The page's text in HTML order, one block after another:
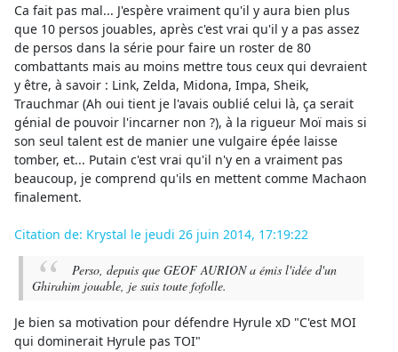
Ca fait pas mal... J'espère vraiment qu'il y aura bien plus
que 10 persos jouables, après c'est vrai qu'il y a pas assez
de persos dans la série pour faire un roster de 80
combattants mais au moins mettre tous ceux qui devraient
y être, à savoir : Link, Zelda, Midona, Impa, Sheik,
Trauchmar (Ah oui tient je l'avais oublié celui là, ça serait
génial de pouvoir l'incarner non ?), à la rigueur Moï mais si
son seul talent est de manier une vulgaire épée laisse
tomber, et... Putain c'est vrai qu'il n'y en a vraiment pas
beaucoup, je comprend qu'ils en mettent comme Machaon
finalement.
Citation de: Krystal le jeudi 26 juin 2014, 17:19:22
Perso, depuis que GEOF AURION a émis l'idée d'un
Ghirahim jouable, je suis toute fofolle.
Je bien sa motivation pour défendre Hyrule xD "C'est MOI
qui dominerait Hyrule pas TOI"